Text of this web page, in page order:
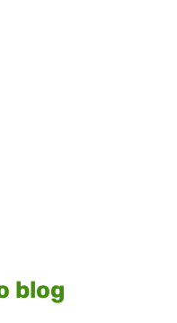
blog